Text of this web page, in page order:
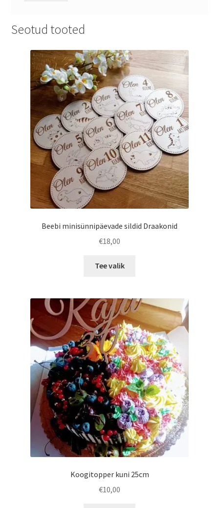
Seotud tooted
Beebi minisünnipäevade sildid Draakonid
€18,00
Tee valik
multiple
variants.
The
options
may
be
chosen
on
the
product
page
Koogitopper kuni 25cm
€10,00